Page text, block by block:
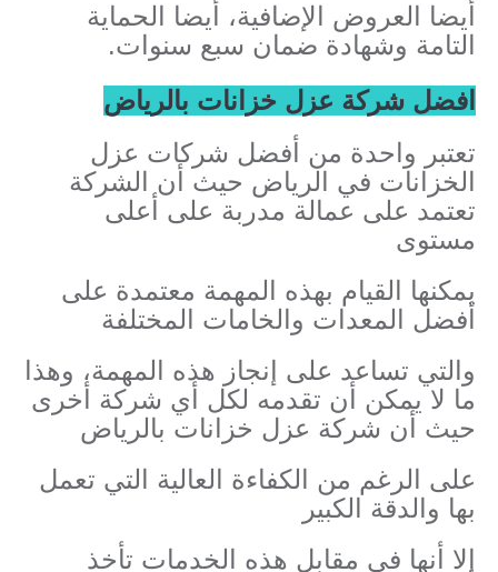
أيضا العروض الإضافية، أيضا الحماية
التامة وشهادة ضمان سبع سنوات.
افضل شركة عزل خزانات بالرياض
تعتبر واحدة من أفضل شركات عزل
الخزانات في الرياض حيث أن الشركة
تعتمد على عمالة مدربة على أعلى
مستوى
يمكنها القيام بهذه المهمة معتمدة على
أفضل المعدات والخامات المختلفة
والتي تساعد على إنجاز هذه المهمة، وهذا
ما لا يمكن أن تقدمه لكل أي شركة أخرى
حيث أن شركة عزل خزانات بالرياض
على الرغم من الكفاءة العالية التي تعمل
بها والدقة الكبير
إلا أنها في مقابل هذه الخدمات تأخذ